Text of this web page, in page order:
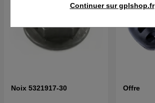
Continuer sur gplshop.fr
Noix 5321917-30 Offre